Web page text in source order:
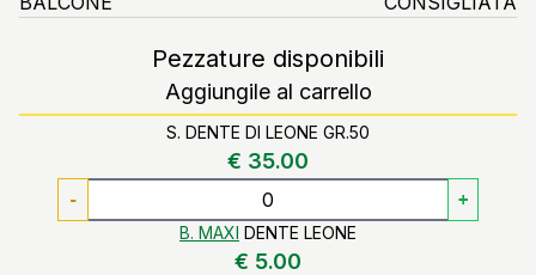
Pezzature disponibili
Aggiungile al carrello
S. DENTE DI LEONE GR.50
€ 35.00
- +
B. MAXI DENTE LEONE
€ 5.00